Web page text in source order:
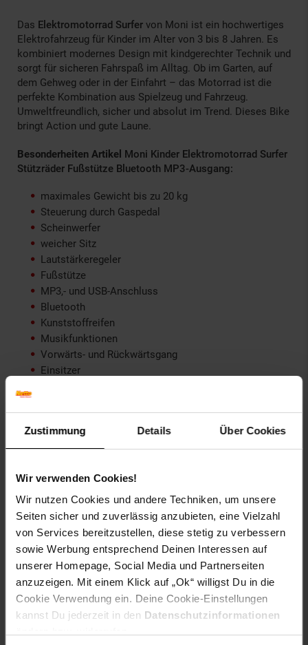
Zustimmung Details Über Cookies
Wir verwenden Cookies!
Wir nutzen Cookies und andere Techniken, um unsere
Seiten sicher und zuverlässig anzubieten, eine Vielzahl
von Services bereitzustellen, diese stetig zu verbessern
sowie Werbung entsprechend Deinen Interessen auf
unserer Homepage, Social Media und Partnerseiten
anzuzeigen. Mit einem Klick auf „Ok“ willigst Du in die
Cookie Verwendung ein. Deine Cookie-Einstellungen
kannst Du jederzeit in den Datenschutzinformationen
Das Elektromotorrad Surfer von Moni ist ein hochwertiges
Elektrofahrzeug für Kinder im Alter von 3 bis 8 Jahren. Es
kombiniert modernes Design mit kindgerechter Technik und
sorgt für sicheren Fahrspaß im Alltag. Ob im Garten, auf
dem Gehweg oder in der Einfahrt – das Motorrad ist die
perfekte Kombination aus Spielzeug und Fahrzeug.
Umweltfreundlich, sicher und absolut im Trend. Dieses Bike
bringt Action und gute Laune.
Besonderheiten Artikel Moni Kinder Elektromotorrad Surfer
Stützräder Fußstütze Bluetooth MP3-Ausgang:
maximales Gewicht bis zu 20 kg
Steuerung durch Gaspedal
Scheinwerfer
weicher Sitz
Lautstärkeregeler
Fußstütze
MP3,- und USB-Anschluss
Bluetooth
Kunststoffreifen
Musikfunktionen
Vorwärts- und Rückwärtsgang
Einsitzer
Weitere Informationen zum ArtikelMoni Kinder
MP3-Ausgang:
Stromversorgung: Aufladen mittels Ladegeräts
Akku und Ladegerät im Lieferumfang enthalten
Ladezeit: 8-10 Stunden
Motoren: 2x 25W
Fahrtzeit: ca. 40 Minuten
Artikelgewicht: 12,4 kg
Batterie: 1x 12V/4,5 Ah
Versandgewicht: 15 kg